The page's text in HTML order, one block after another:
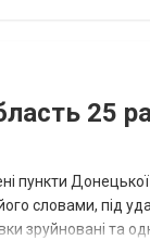
25
пункти
словами, під
зруйновані та